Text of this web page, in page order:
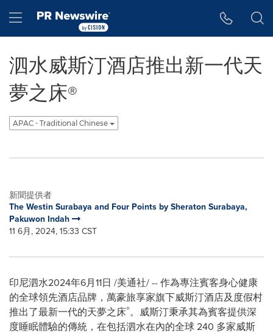
Hamburger menu
泗水威斯汀酒店推出新一代天
夢之床®
APAC - Traditional Chinese
新聞提供者
The Westin Surabaya and Four Points by Sheraton Surabaya,
Pakuwon Indah
11 6月, 2024, 15:33 CST
印尼泗水2024年6月11日 /美通社/ -- 作為專注賓客身心健康
的全球領先酒店品牌，萬豪旅享家旗下威斯汀酒店及度假村
推出了最新一代的天夢之床®。威斯汀秉承其為賓客提供深
度睡眠體驗的傳統，在包括泗水在內的全球 240 多家威斯